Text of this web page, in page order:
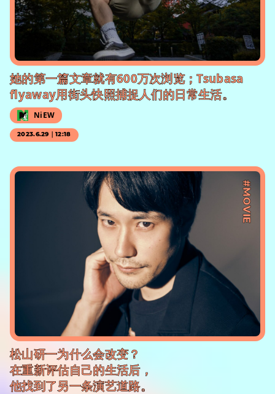
她的第一篇文章就有600万次浏览；Tsubasa
flyaway用街头快照捕捉人们的日常生活。
NiEW
2023.6.29｜12:18
#MOVIE
松山研一为什么会改变？
在重新评估自己的生活后，
他找到了另一条演艺道路。